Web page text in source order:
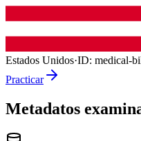
Estados Unidos·ID: medical-
Practicar
Metadatos